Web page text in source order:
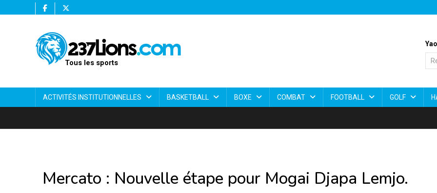
Tous les sports
ACTIVITÉS INSTITUTIONNELLES BASKETBALL BOXE COMBAT FOOTBALL GOLF
Mercato : Nouvelle étape pour Mogai Djapa Lemjo.